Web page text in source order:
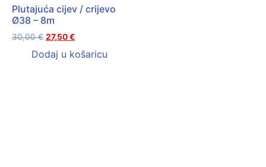
Plutajuća cijev / crijevo
Ø38 – 8m
30,00€ 27,50€
Dodaj u košaricu